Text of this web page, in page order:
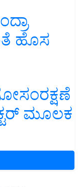
ಹೊಸ
ಮೂಲಕ